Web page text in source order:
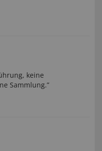
keine
Sammlung.”